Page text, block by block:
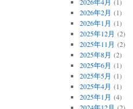
2026年2月 (1)
2026年1月 (1)
2025年12月 (2)
2025年11月 (2)
2025年8月 (2)
2025年6月 (1)
2025年5月 (1)
2025年4月 (1)
2025年1月 (4)